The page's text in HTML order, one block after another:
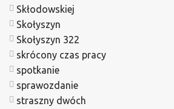
Skłodowskiej
Skołyszyn
Skołyszyn 322
skrócony czas pracy
spotkanie
sprawozdanie
straszny dwóch